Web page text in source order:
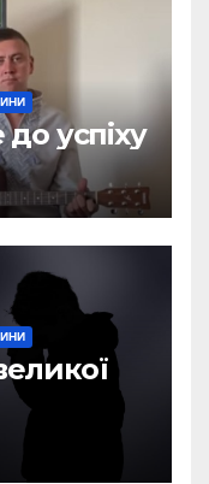
успіху